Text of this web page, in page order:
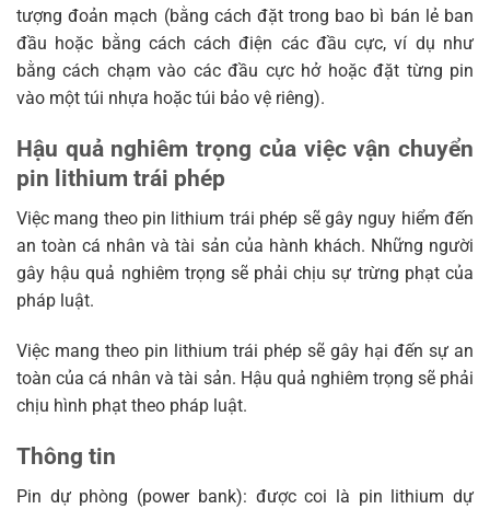
tượng đoản mạch (bằng cách đặt trong bao bì bán lẻ ban
đầu hoặc bằng cách cách điện các đầu cực, ví dụ như
bằng cách chạm vào các đầu cực hở hoặc đặt từng pin
vào một túi nhựa hoặc túi bảo vệ riêng).
Hậu quả nghiêm trọng của việc vận chuyển
pin lithium trái phép
Việc mang theo pin lithium trái phép sẽ gây nguy hiểm đến
an toàn cá nhân và tài sản của hành khách. Những người
gây hậu quả nghiêm trọng sẽ phải chịu sự trừng phạt của
pháp luật.
Việc mang theo pin lithium trái phép sẽ gây hại đến sự an
toàn của cá nhân và tài sản. Hậu quả nghiêm trọng sẽ phải
chịu hình phạt theo pháp luật.
Thông tin
Pin dự phòng (power bank): được coi là pin lithium dự